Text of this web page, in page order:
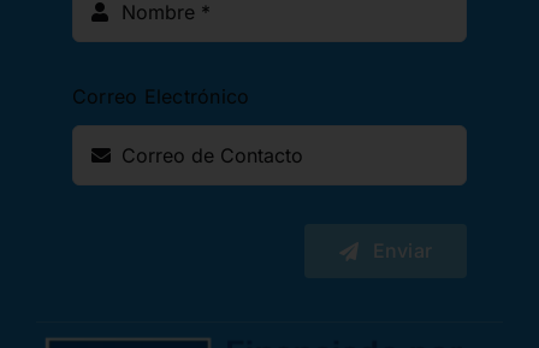
Correo Electrónico
Enviar